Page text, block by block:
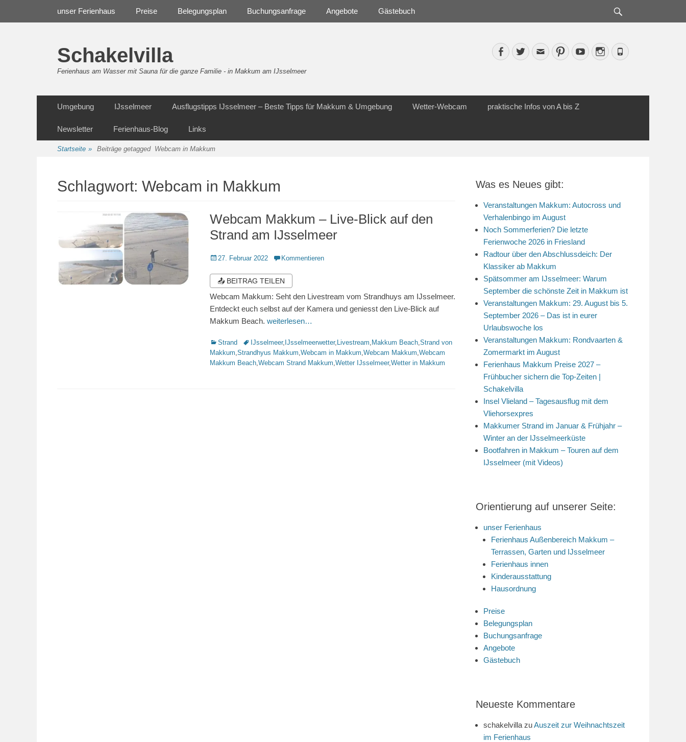
unser Ferienhaus Preise Belegungsplan Buchungsanfrage Angebote Gästebuch
Schakelvilla
Ferienhaus am Wasser mit Sauna für die ganze Familie - in Makkum am IJsselmeer
Facebook
TwitterEmailPinterestYouTubeInstagram
Phone
Inhalt
Umgebung IJsselmeer Ausflugstipps IJsselmeer – Beste Tipps für Makkum & Umgebung Wetter-Webcam praktische Infos von A bis Z
Newsletter Ferienhaus-Blog Links
Startseite » Beiträge getagged Webcam in Makkum
Schlagwort: Webcam in Makkum
Webcam Makkum – Live-Blick auf den
Strand am IJsselmeer
Veröffentlicht
27. Februar 2022 Kommentieren
📤 BEITRAG TEILEN
Webcam Makkum: Seht den Livestream vom Strandhuys am IJsselmeer.
Entdeckt euch selbst auf der Kamera und geniesst den Live-Blick auf
Makkum Beach. weiterlesen…
Kategorien
Strand Schlagworte
IJsselmeer, IJsselmeerwetter, Livestream, Makkum Beach,Strand von
Makkum,Strandhyus Makkum,Webcam in Makkum,Webcam Makkum,Webcam
Makkum Beach,Webcam Strand Makkum,Wetter IJsselmeer,Wetter in Makkum
Was es Neues gibt:
Veranstaltungen Makkum: Autocross und
Verhalenbingo im August
Noch Sommerferien? Die letzte
Ferienwoche 2026 in Friesland
Radtour über den Abschlussdeich: Der
Klassiker ab Makkum
Spätsommer am IJsselmeer: Warum
September die schönste Zeit in Makkum ist
Veranstaltungen Makkum: 29. August bis 5.
September 2026 – Das ist in eurer
Urlaubswoche los
Veranstaltungen Makkum: Rondvaarten &
Zomermarkt im August
Ferienhaus Makkum Preise 2027 –
Frühbucher sichern die Top-Zeiten |
Schakelvilla
Insel Vlieland – Tagesausflug mit dem
Vliehorsexpres
Makkumer Strand im Januar & Frühjahr –
Winter an der IJsselmeerküste
Bootfahren in Makkum – Touren auf dem
IJsselmeer (mit Videos)
Orientierung auf unserer Seite:
unser Ferienhaus
Ferienhaus Außenbereich Makkum –
Terrassen, Garten und IJsselmeer
Ferienhaus innen
Kinderausstattung
Hausordnung
Preise
Belegungsplan
Buchungsanfrage
Angebote
Gästebuch
Neueste Kommentare
schakelvilla zuAuszeit zur Weihnachtszeit
im Ferienhaus